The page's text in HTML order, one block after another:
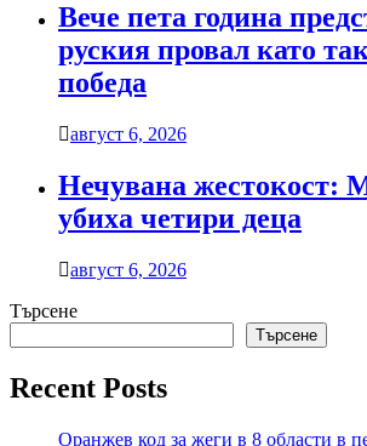
Вече пета година
руския провал като
победа
август 6, 2026
Нечувана жестокост:
убиха четири деца
август 6, 2026
Търсене
Търсене
Recent Posts
Оранжев код за жеги в 8 области в